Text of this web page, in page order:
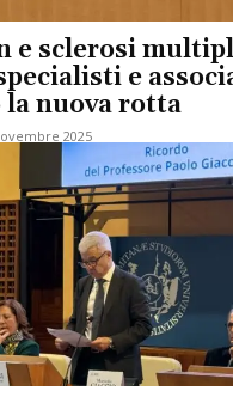
e sclerosi
e
nuova rotta
2025